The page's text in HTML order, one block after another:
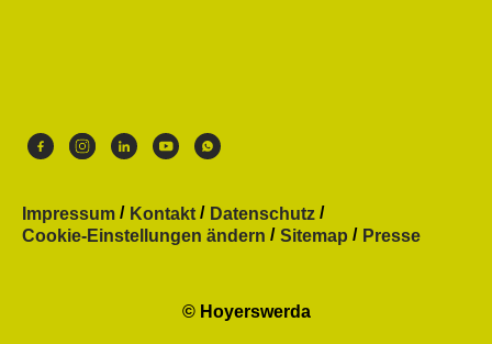
Impressum Kontakt
Datenschutz
Cookie-Einstellungen ändern
Sitemap Presse
© Hoyerswerda